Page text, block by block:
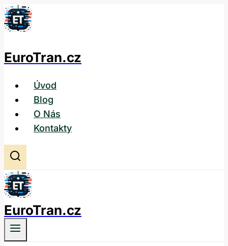
Přeskočit
na
EuroTran.cz
Úvod
Blog
O Nás
Kontakty
EuroTran.cz